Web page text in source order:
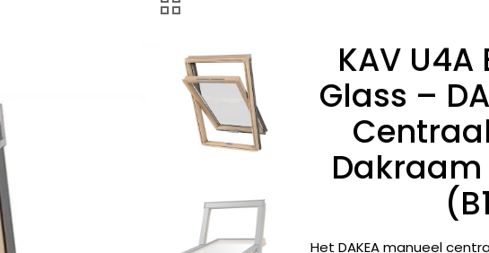
KAV
Glass –
Het DAKEA manueel